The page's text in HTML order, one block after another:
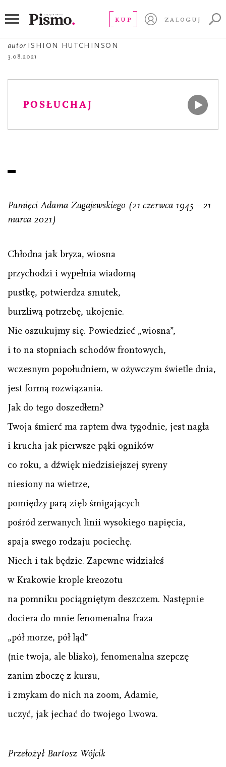
KUP ZALOGUJ
Wiosna
autor ISHION HUTCHINSON
3.08.2021
POSŁUCHAJ
Pamięci Adama Zagajewskiego (21 czerwca 1945 – 21
marca 2021)
Chłodna jak bryza, wiosna
przychodzi i wypełnia wiadomą
pustkę, potwierdza smutek,
burzliwą potrzebę, ukojenie.
Nie oszukujmy się. Powiedzieć „wiosna”,
i to na stopniach schodów frontowych,
wczesnym popołudniem, w ożywczym świetle dnia,
jest formą rozwiązania.
Jak do tego doszedłem?
Twoja śmierć ma raptem dwa tygodnie, jest nagła
i krucha jak pierwsze pąki ogników
co roku, a dźwięk niedzisiejszej syreny
niesiony na wietrze,
pomiędzy parą zięb śmigających
pośród zerwanych linii wysokiego napięcia,
spaja swego rodzaju pociechę.
Niech i tak będzie. Zapewne widziałeś
w Krakowie krople kreozotu
na pomniku pociągniętym deszczem. Następnie
dociera do mnie fenomenalna fraza
„pół morze, pół ląd”
(nie twoja, ale blisko), fenomenalna szepczę
zanim zboczę z kursu,
i zmykam do nich na zoom, Adamie,
uczyć, jak jechać do twojego Lwowa.
Przełożył Bartosz Wójcik